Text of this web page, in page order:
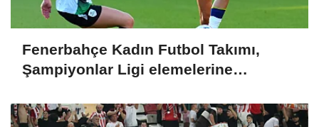
Fenerbahçe Kadın Futbol Takımı,
Şampiyonlar Ligi elemelerine